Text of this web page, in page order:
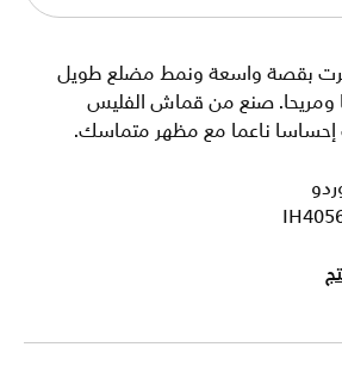
بقصة واسعة ونمط مضلع طويل
ومريحا. صنع من قماش الفليس
إحساسا ناعما مع مظهر متماسك.